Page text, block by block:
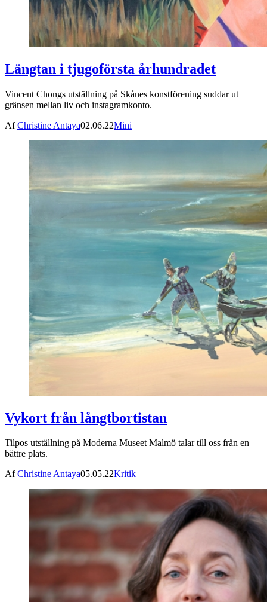
Längtan i tjugoförsta århundradet
Vincent Chongs utställning på Skånes konstförening suddar ut
gränsen mellan liv och instagramkonto.
AfChristine Antaya02.06.22Mini
Vykort från långtbortistan
Tilpos utställning på Moderna Museet Malmö talar till oss från en
bättre plats.
AfChristine Antaya05.05.22Kritik